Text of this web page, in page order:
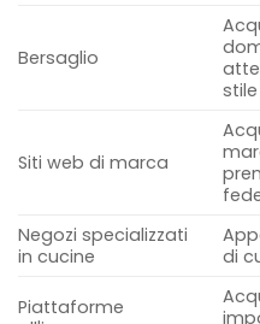
Bersaglio
stile
Siti web di marca
Negozi specializzati
in cucine
di
Piattaforme